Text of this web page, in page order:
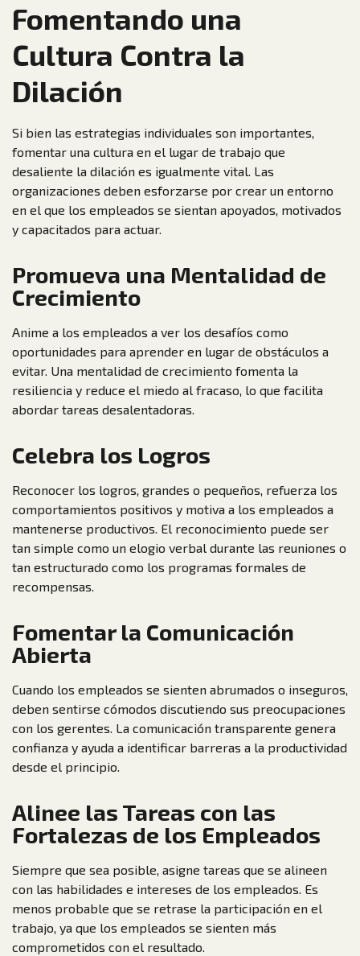
Fomentando una
Cultura Contra la
Dilación
Si bien las estrategias individuales son importantes,
fomentar una cultura en el lugar de trabajo que
desaliente la dilación es igualmente vital. Las
organizaciones deben esforzarse por crear un entorno
en el que los empleados se sientan apoyados, motivados
y capacitados para actuar.
Promueva una Mentalidad de
Crecimiento
Anime a los empleados a ver los desafíos como
oportunidades para aprender en lugar de obstáculos a
evitar. Una mentalidad de crecimiento fomenta la
resiliencia y reduce el miedo al fracaso, lo que facilita
abordar tareas desalentadoras.
Celebra los Logros
Reconocer los logros, grandes o pequeños, refuerza los
comportamientos positivos y motiva a los empleados a
mantenerse productivos. El reconocimiento puede ser
tan simple como un elogio verbal durante las reuniones o
tan estructurado como los programas formales de
recompensas.
Fomentar la Comunicación
Abierta
Cuando los empleados se sienten abrumados o inseguros,
deben sentirse cómodos discutiendo sus preocupaciones
con los gerentes. La comunicación transparente genera
confianza y ayuda a identificar barreras a la productividad
desde el principio.
Alinee las Tareas con las
Fortalezas de los Empleados
Siempre que sea posible, asigne tareas que se alineen
con las habilidades e intereses de los empleados. Es
menos probable que se retrase la participación en el
trabajo, ya que los empleados se sienten más
comprometidos con el resultado.